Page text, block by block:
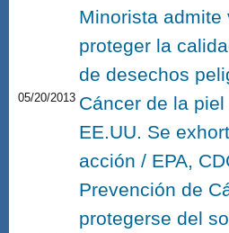
Minorista
proteger la
de desechos
05/20/2013 Cáncer de la
EE.UU. Se
acción / EPA,
Prevención de
protegerse del